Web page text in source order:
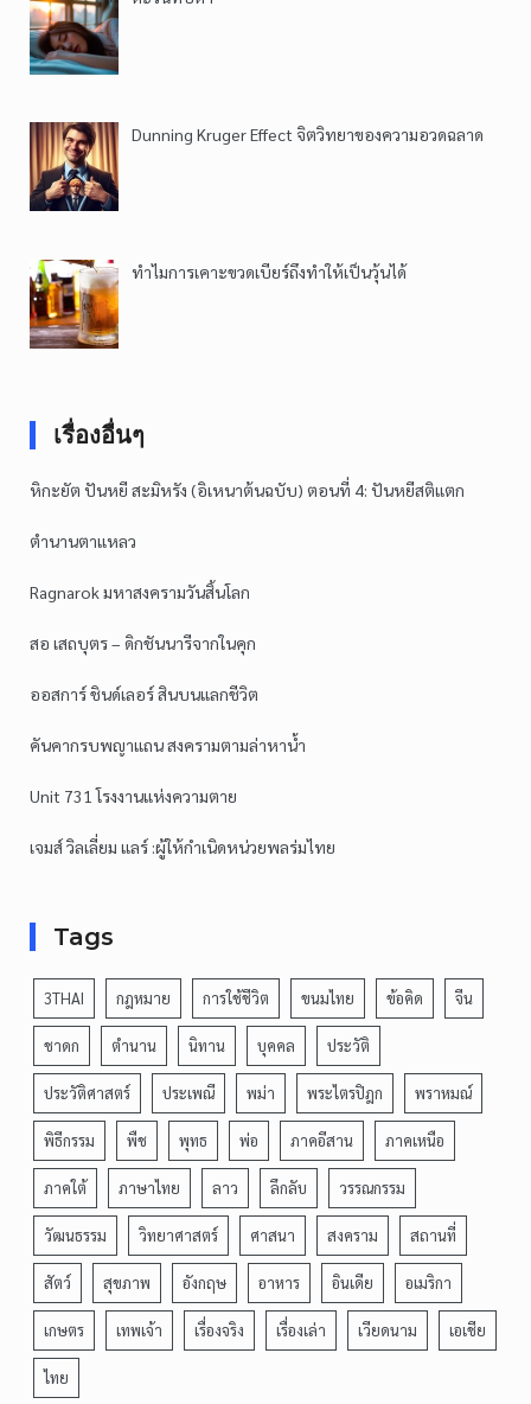
Dunning Kruger Effect จิตวิทยาของความอวดฉลาด
ทำไมการเคาะขวดเบียร์ถึงทำให้เป็นวุ้นได้
เรื่องอื่นๆ
หิกะยัต ปันหยี สะมิหรัง (อิเหนาต้นฉบับ) ตอนที่ 4: ปันหยีสติแตก
ตำนานตาแหลว
Ragnarok มหาสงครามวันสิ้นโลก
สอ เสถบุตร – ดิกชันนารีจากในคุก
ออสการ์ ชินด์เลอร์ สินบนแลกชีวิต
คันคากรบพญาแถน สงครามตามล่าหาน้ำ
Unit 731 โรงงานแห่งความตาย
เจมส์ วิลเลี่ยม แลร์ :ผู้ให้กำเนิดหน่วยพลร่มไทย
Tags
3THAI กฎหมาย การใช้ชีวิต ขนมไทย ข้อคิด จีน
ชาดก ตำนาน นิทาน บุคคล ประวัติ
ประวัติศาสตร์ ประเพณี พม่า พระไตรปิฎก พราหมณ์
พิธีกรรม พืช พุทธ พ่อ ภาคอีสาน ภาคเหนือ
ภาคใต้ ภาษาไทย ลาว ลึกลับ วรรณกรรม
วัฒนธรรม วิทยาศาสตร์ ศาสนา สงคราม สถานที่
สัตว์ สุขภาพ อังกฤษ อาหาร อินเดีย อเมริกา
เกษตร เทพเจ้า เรื่องจริง เรื่องเล่า เวียดนาม เอเชีย
ไทย